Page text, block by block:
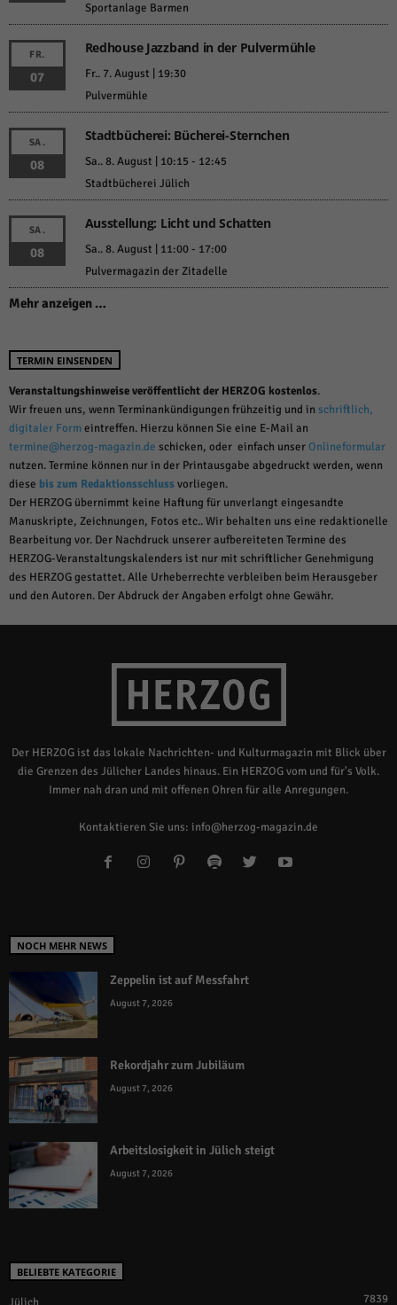
Sportanlage Barmen
FR.
07
Redhouse Jazzband in der Pulvermühle
Fr.. 7. August | 19:30
Pulvermühle
SA.
08
Stadtbücherei: Bücherei-Sternchen
Sa.. 8. August | 10:15 - 12:45
Stadtbücherei Jülich
SA.
08
Ausstellung: Licht und Schatten
Sa.. 8. August | 11:00- 17:00
Pulvermagazin der Zitadelle
Mehr anzeigen …
TERMIN EINSENDEN
Veranstaltungshinweise veröffentlicht der HERZOG kostenlos.
Wir freuen uns, wenn Terminankündigungen frühzeitig und in schriftlich,
digitaler Formeintreffen. Hierzu können Sie eine E-Mail an
termine@herzog-magazin.de schicken, oder einfach unserOnlineformular
nutzen. Termine können nur in der Printausgabe abgedruckt werden, wenn
diese bis zum Redaktionsschlussvorliegen.
Der HERZOG übernimmt keine Haftung für unverlangt eingesandte
Manuskripte, Zeichnungen, Fotos etc.. Wir behalten uns eine redaktionelle
Bearbeitung vor. Der Nachdruck unserer aufbereiteten Termine des
HERZOG-Veranstaltungskalenders ist nur mit schriftlicher Genehmigung
des HERZOG gestattet. Alle Urheberrechte verbleiben beim Herausgeber
und den Autoren. Der Abdruck der Angaben erfolgt ohne Gewähr.
Der HERZOG ist das lokale Nachrichten- und Kulturmagazin mit Blick über
die Grenzen des Jülicher Landes hinaus. Ein HERZOG vom und für's Volk.
Immer nah dran und mit offenen Ohren für alle Anregungen.
Kontaktieren Sie uns: info@herzog-magazin.de
NOCH MEHR NEWS
Zeppelin ist auf Messfahrt
August 7, 2026
Rekordjahr zum Jubiläum
August 7, 2026
Arbeitslosigkeit in Jülich steigt
August 7, 2026
BELIEBTE KATEGORIE
7839